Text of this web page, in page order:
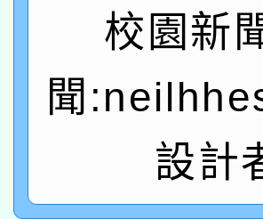
礎課程
A3數位素養
pilot」
有關大陸委
薪期間赴陸
轉知經濟部
業技術研究
115年8月22
校園新
聞
設計